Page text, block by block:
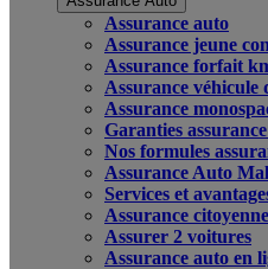
Assurance auto
Assurance jeune
Assurance forfait
Assurance véhicule
Assurance
Garanties
Nos formules
Assurance Auto
Services et
Assurance
Assurer 2 voitures
Assurance auto en